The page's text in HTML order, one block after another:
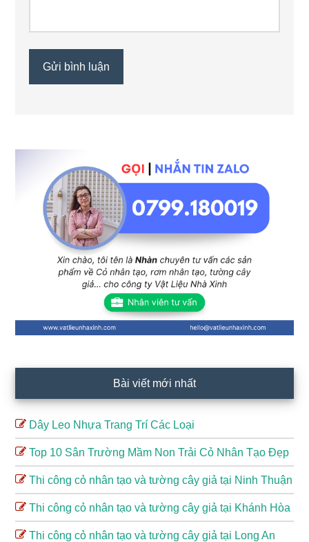
chính
Bài viết mới nhất
Dây Leo Nhựa Trang Trí Các Loại
Top 10 Sân Trường Mầm Non Trải Cỏ Nhân Tạo Đẹp
Thi công cỏ nhân tạo và tường cây giả tại Ninh Thuận
Thi công cỏ nhân tạo và tường cây giả tại Khánh Hòa
Thi công cỏ nhân tạo và tường cây giả tại Long An